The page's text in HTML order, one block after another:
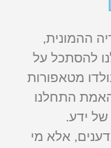
המדיה ההמונית,
להסתכל על
מטאפורות
התחלנו
ידע.
אלא מי